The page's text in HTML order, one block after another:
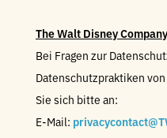
The Walt Disney Company
Bei Fragen zur
Datenschutzpraktiken
Sie sich bitte an:
E-Mail: